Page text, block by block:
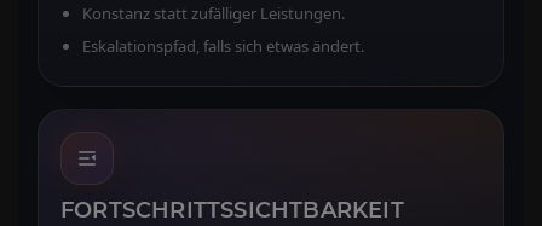
Konstanz statt zufälliger Leistungen.
Eskalationspfad, falls sich etwas ändert.
FORTSCHRITTSSICHTBARKEIT